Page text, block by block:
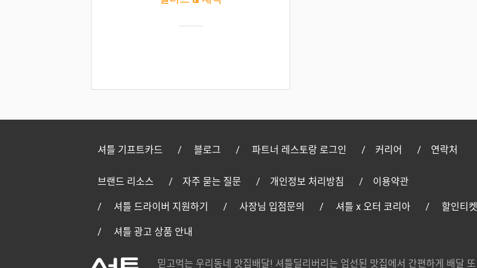
셔틀 기프트카드 블로그 파트너 레스토랑 로그인 커리어 연락처
브랜드 리소스 자주 묻는 질문 개인정보 처리방침 이용약관
셔틀 드라이버 지원하기 사장님 입점문의 셔틀 x 오터 코리아 할인티켓
셔틀 광고 상품 안내
믿고먹는 우리동네 맛집배달! 셔틀딜리버리는 엄선된 맛집에서 간편하게 배달 또